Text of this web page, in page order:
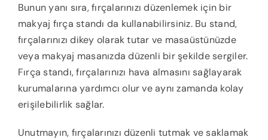
Bunun yanı sıra, fırçalarınızı düzenlemek için bir
makyaj fırça standı da kullanabilirsiniz. Bu stand,
fırçalarınızı dikey olarak tutar ve masaüstünüzde
veya makyaj masanızda düzenli bir şekilde sergiler.
Fırça standı, fırçalarınızı hava almasını sağlayarak
kurumalarına yardımcı olur ve aynı zamanda kolay
erişilebilirlik sağlar.
Unutmayın, fırçalarınızı düzenli tutmak ve saklamak